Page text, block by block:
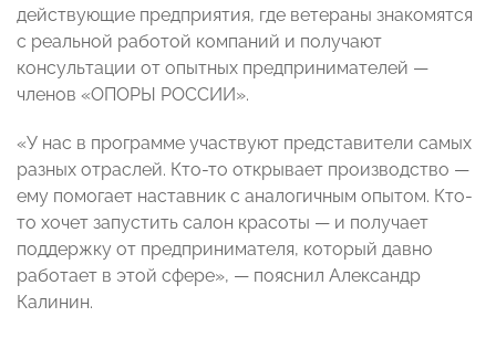
действующие предприятия, где ветераны знакомятся
с реальной работой компаний и получают
консультации от опытных предпринимателей —
членов «ОПОРЫ РОССИИ».
«У нас в программе участвуют представители самых
разных отраслей. Кто-то открывает производство —
ему помогает наставник с аналогичным опытом. Кто-
то хочет запустить салон красоты — и получает
поддержку от предпринимателя, который давно
работает в этой сфере», — пояснил Александр
Калинин.